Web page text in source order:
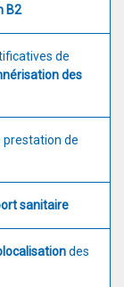
B2
de
des
prestation de
sanitaire
des